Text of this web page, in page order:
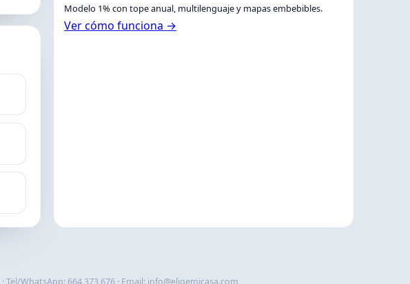
Modelo 1% con tope anual, multilenguaje y mapas embebibles.
Ver cómo funciona →